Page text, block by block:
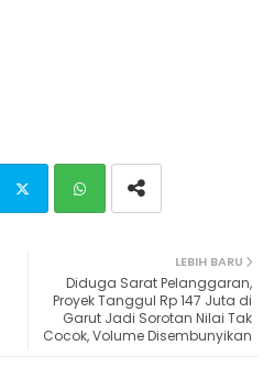
ats
ap
LEBIH BARU
Diduga Sarat Pelanggaran,
Proyek Tanggul Rp 147 Juta di
Garut Jadi Sorotan Nilai Tak
Cocok, Volume Disembunyikan